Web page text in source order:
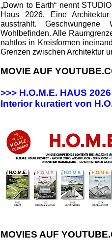
„Down to Earth“ nennt
Haus 2026. Eine
ausstrahlt.
Wohlbefinden. Alle
nahtlos in Kreisformen
Grenzen zwischen Architektur
MOVIE AUF
>>> H.O.M.E. HAUS
Interior kuratiert von
MOVIES AUF